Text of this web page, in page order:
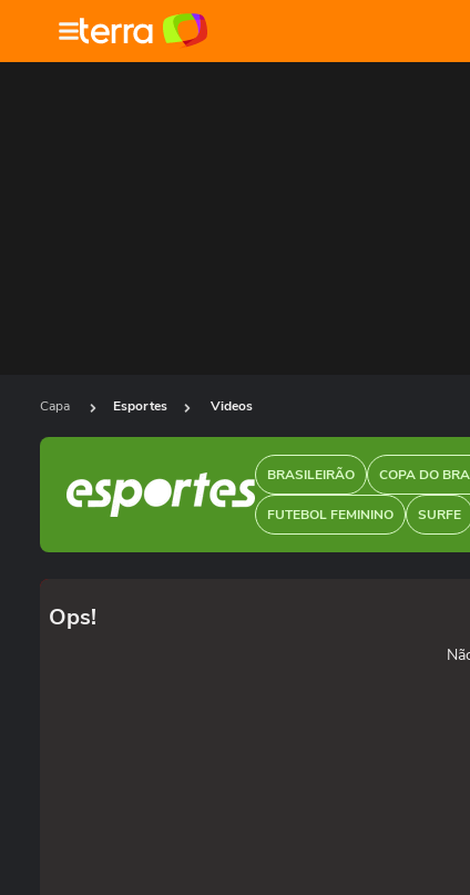
Capa Esportes Videos
BRASILEIRÃO COPA DO
FUTEBOL FEMININO SURFE
Ops!